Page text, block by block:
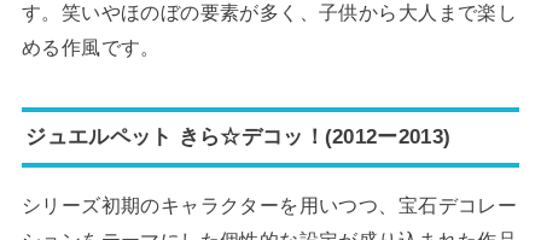
す。笑いやほのぼの要素が多く、子供から大人まで楽し
める作風です。
ジュエルペット きら☆デコッ！(2012ー2013)
シリーズ初期のキャラクターを用いつつ、宝石デコレー